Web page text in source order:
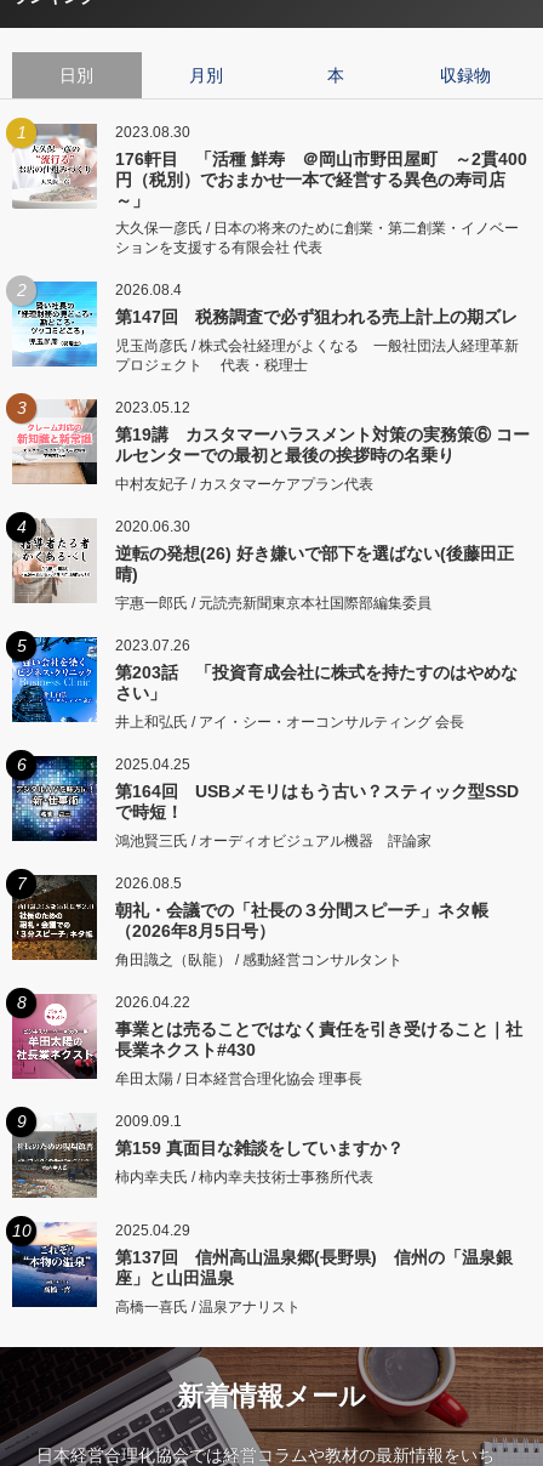
日別 月別 本 収録物
1 2023.08.30
176軒目 「活種 鮮寿 ＠岡山市野田屋町 ～2貫400
円（税別）でおまかせ一本で経営する異色の寿司店
～」
大久保一彦氏 / 日本の将来のために創業・第二創業・イノベー
ションを支援する有限会社 代表
2 2026.08.4
第147回 税務調査で必ず狙われる売上計上の期ズレ
児玉尚彦氏 / 株式会社経理がよくなる 一般社団法人経理革新
プロジェクト 代表・税理士
3 2023.05.12
第19講 カスタマーハラスメント対策の実務策⑥ コー
ルセンターでの最初と最後の挨拶時の名乗り
中村友妃子 / カスタマーケアプラン代表
4 2020.06.30
逆転の発想(26) 好き嫌いで部下を選ばない(後藤田正
晴)
宇惠一郎氏 / 元読売新聞東京本社国際部編集委員
5 2023.07.26
第203話 「投資育成会社に株式を持たすのはやめな
さい」
井上和弘氏 / アイ・シー・オーコンサルティング 会長
6 2025.04.25
第164回 USBメモリはもう古い？スティック型SSD
で時短！
鴻池賢三氏 / オーディオビジュアル機器 評論家
7 2026.08.5
朝礼・会議での「社長の３分間スピーチ」ネタ帳
（2026年8月5日号）
角田識之（臥龍） / 感動経営コンサルタント
8 2026.04.22
事業とは売ることではなく責任を引き受けること｜社
長業ネクスト#430
牟田太陽 / 日本経営合理化協会 理事長
9 2009.09.1
第159 真面目な雑談をしていますか？
柿内幸夫氏 / 柿内幸夫技術士事務所代表
10 2025.04.29
第137回 信州高山温泉郷(長野県) 信州の「温泉銀
座」と山田温泉
高橋一喜氏 / 温泉アナリスト
新着情報メール
日本経営合理化協会では経営コラムや教材の最新情報をいち